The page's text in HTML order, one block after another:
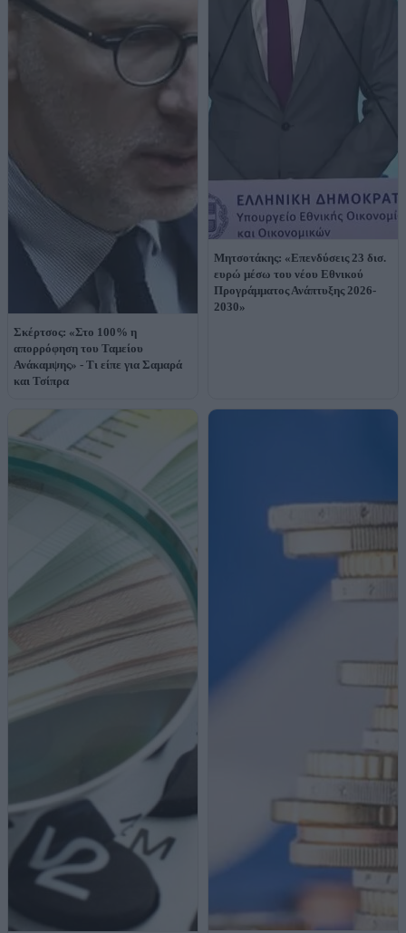
Σκέρτσος: «Στο 100% η
απορρόφηση του Ταμείου
Ανάκαμψης» - Τι είπε για Σαμαρά
και Τσίπρα
Μητσοτάκης: «Επενδύσεις 23 δισ.
ευρώ μέσω του νέου Εθνικού
Προγράμματος Ανάπτυξης 2026-
2030»